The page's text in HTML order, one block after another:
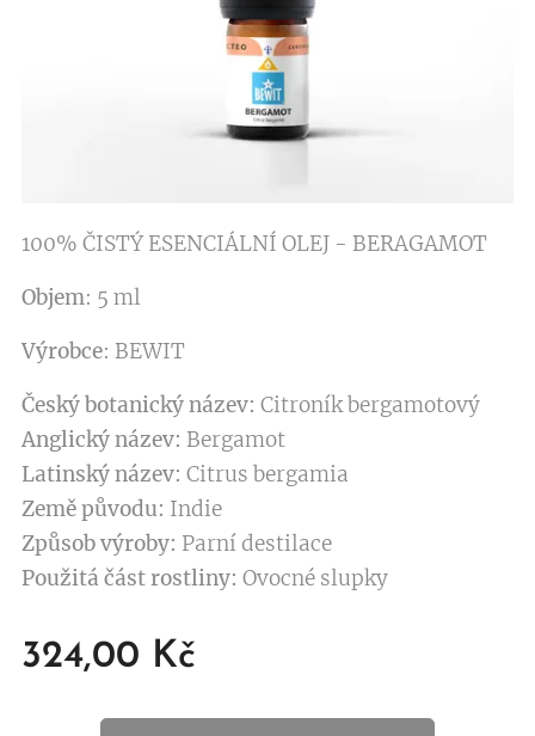
100% ČISTÝ ESENCIÁLNÍ OLEJ - BERAGAMOT
Objem: 5 ml
Výrobce: BEWIT
Český botanický název: Citroník bergamotový
Anglický název: Bergamot
Latinský název: Citrus bergamia
Země původu: Indie
Způsob výroby: Parní destilace
Použitá část rostliny: Ovocné slupky
324,00 Kč